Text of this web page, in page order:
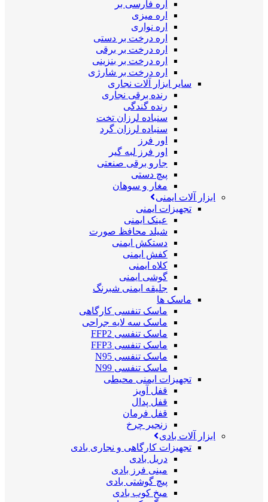
اره فارسی بر
اره میزی
اره نواری
اره درخت بر دستی
اره درخت بر برقی
اره درخت بر بنزینی
اره درخت بر شارژی
سایر ابزار آلات نجاری
رنده برقی نجاری
رنده گندگی
سنباده لرزان تخت
سنباده لرزان گرد
اور فرز
اور فرز لبه گیر
جارو برقی صنعتی
پیچ دستی
مغار و سوهان
ابزار آلات ایمنی
تجهیزات ایمنی
عینک ایمنی
شیلد محافظ صورت
دستکش ایمنی
کفش ایمنی
کلاه ایمنی
گوشی ایمنی
جلیقه ایمنی شبرنگ
ماسک ها
ماسک تنفسی کارگاهی
ماسک سه لایه جراحی
ماسک تنفسی FFP2
ماسک تنفسی FFP3
ماسک تنفسی N95
ماسک تنفسی N99
تجهیزات ایمنی محیطی
قفل آویز
قفل پدال
قفل فرمان
زنجیر چرخ
ابزار آلات بادی
تجهیزات کارگاهی و نجاری بادی
دریل بادی
مینی فرز بادی
پیچ گوشتی بادی
میخ کوب بادی